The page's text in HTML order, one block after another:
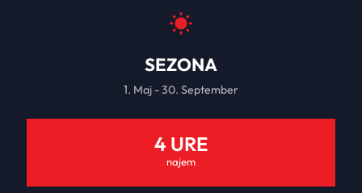
SEZONA
1. Maj - 30. September
4 URE
najem